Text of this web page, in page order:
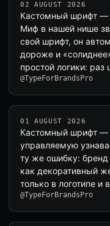
02 AUGUST 2026
Кастомный шрифт —
Миф в нашей нише
свой шрифт, он
дороже и
простой логики:
@TypeForBrandsPro
01 AUGUST 2026
Кастомный шрифт —
управляемую
ту же ошибку:
как декоративный
только в логотипе и
@TypeForBrandsPro